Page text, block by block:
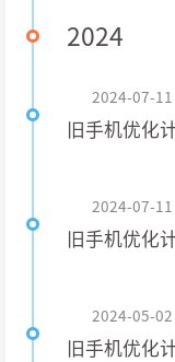
2024
2024-07-11
旧手机优化
2024-07-11
旧手机优化
2024-05-02
旧手机优化